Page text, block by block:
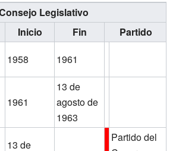
Legislativo
Inicio Fin
Partido
1958 1961
1961
13 de
agosto de
1963
13 de
Partido del